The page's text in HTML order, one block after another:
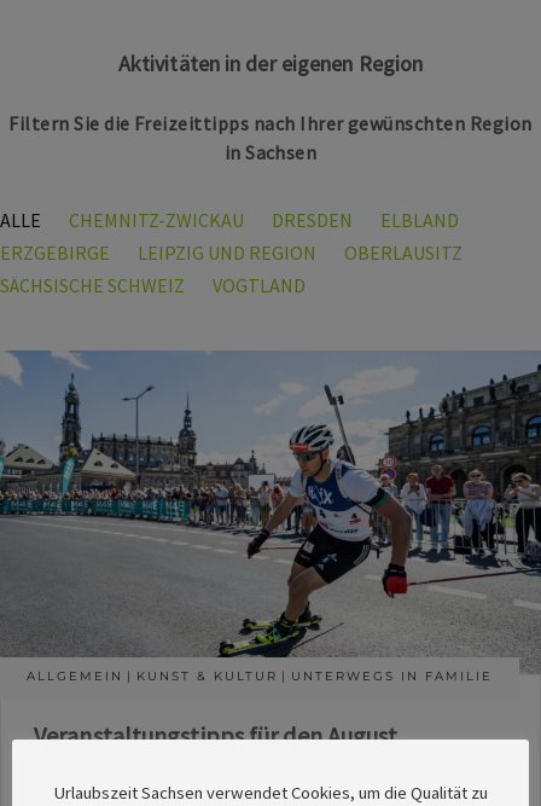
Aktivitäten in der eigenen Region
Filtern Sie die Freizeittipps nach Ihrer gewünschten Region
in Sachsen
ALLE CHEMNITZ-ZWICKAU DRESDEN
ELBLAND
ERZGEBIRGE
LEIPZIG UND REGION
OBERLAUSITZ
SÄCHSISCHE SCHWEIZ
VOGTLAND
ALLGEMEIN KUNST & KULTUR UNTERWEGS IN FAMILIE
Veranstaltungstipps für den August
Urlaubszeit Sachsen verwendet Cookies, um die Qualität zu